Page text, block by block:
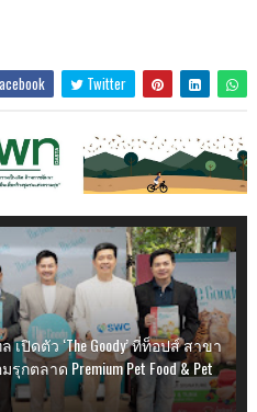
Twitter
ปิดตัว ‘The Goody’ ที่ท็อปส์ สาขา
ลาด Premium Pet Food & Pet